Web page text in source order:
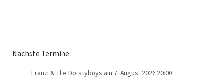
Nächste Termine
Franzi & The Dorstyboys am 7. August 2026 20:00